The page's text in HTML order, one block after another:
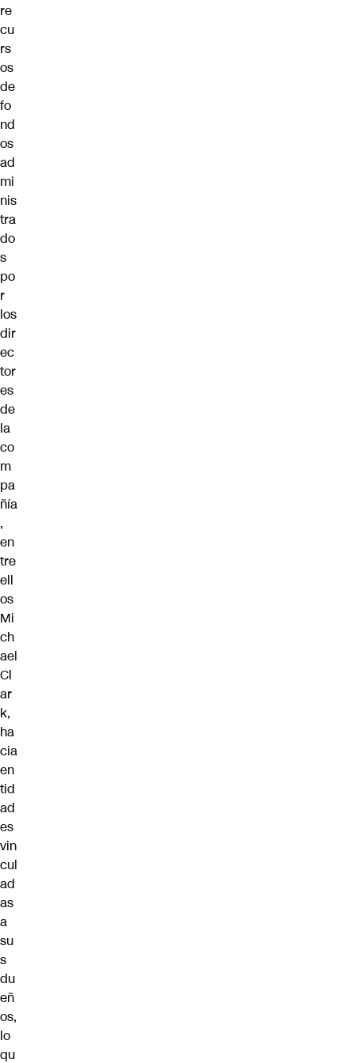
re
cu
rs
os
de
fo
nd
os
ad
mi
nis
tra
do
s
po
r
los
dir
ec
tor
es
de
la
co
m
pa
ñía
,
en
tre
ell
os
Mi
ch
ael
Cl
ar
k,
ha
cia
en
tid
ad
es
vin
cul
ad
as
a
su
s
du
eñ
os,
lo
qu